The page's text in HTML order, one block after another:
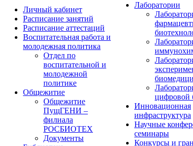
Личный кабинет
Расписание занятий
Расписание аттестаций
Воспитательная работа и
молодежная политика
Отдел по
воспитательной и
молодежной
политике
Общежитие
Общежитие
ПущГЕНИ –
филиала
РОСБИОТЕХ
Документы
Лаборатории
цифровой
Инновационная
инфраструктура
Научные
семинары
Конкурсы и